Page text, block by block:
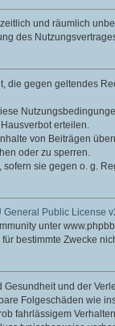
und räumlich
des
gegen geltendes
erteilen.
von Beiträgen
oder zu sperren.
sie gegen o. g.
General Public License
unter
bestimmte Zwecke
und der
Folgeschäden wie
fahrlässigem